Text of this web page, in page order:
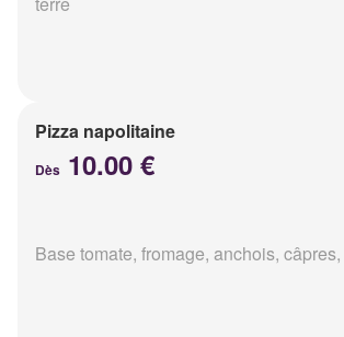
Pizza napolitaine
Dès 10.00 €
Base tomate, fromage, anchois,